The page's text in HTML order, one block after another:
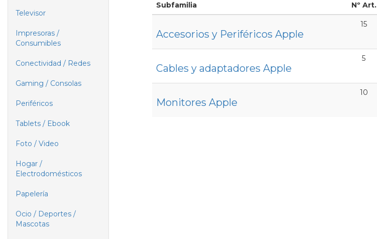
Televisor
Impresoras /
Consumibles
Conectividad / Redes
Gaming / Consolas
Periféricos
Tablets / Ebook
Foto / Video
Hogar /
Electrodomésticos
Papelería
Ocio / Deportes /
Mascotas
Subfamilia Nº Art.
Accesorios y Periféricos Apple
15
Cables y adaptadores Apple
5
Monitores Apple
10